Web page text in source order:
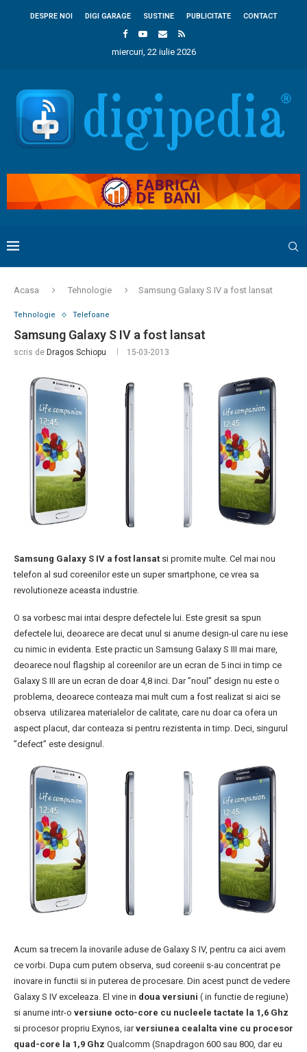
DESPRE NOI DIGI GARAGE SUSTINE PUBLICITATE CONTACT
miercuri, 22 iulie 2026
Acasa Tehnologie Samsung Galaxy S IV a fost lansat
Tehnologie Telefoane
Samsung Galaxy S IV a fost lansat
scris de Dragos Schiopu 15-03-2013
Samsung Galaxy S IV a fost lansat si promite multe. Cel mai nou
telefon al sud coreenilor este un super smartphone, ce vrea sa
revolutioneze aceasta industrie.
O sa vorbesc mai intai despre defectele lui. Este gresit sa spun
defectele lui, deoarece are decat unul si anume design-ul care nu iese
cu nimic in evidenta. Este practic un Samsung Galaxy S III mai mare,
deoarece noul flagship al coreenilor are un ecran de 5 inci in timp ce
Galaxy S III are un ecran de doar 4,8 inci. Dar ”noul” design nu este o
problema, deoarece conteaza mai mult cum a fost realizat si aici se
observa utilizarea materialelor de calitate, care nu doar ca ofera un
aspect placut, dar conteaza si pentru rezistenta in timp. Deci, singurul
”defect” este designul.
Acum sa trecem la inovarile aduse de Galaxy S IV, pentru ca aici avem
ce vorbi. Dupa cum putem observa, sud coreenii s-au concentrat pe
inovare in functii si in puterea de procesare. Din acest punct de vedere
Galaxy S IV exceleaza. El vine in doua versiuni ( in functie de regiune)
si anume intr-o versiune octo-core cu nucleele tactate la 1,6 Ghz
si procesor propriu Exynos, iarversiunea cealalta vine cu procesor
quad-core la 1,9 Ghz Qualcomm (Snapdragon 600 sau 800, dar eu